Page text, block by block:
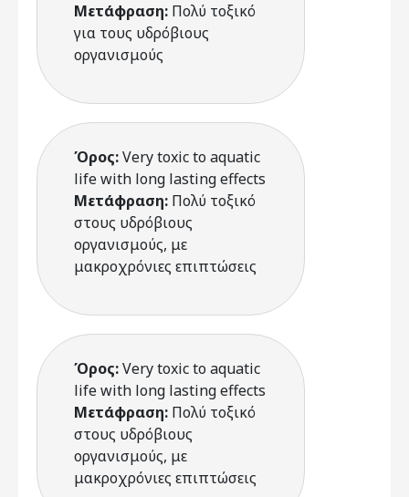
Μετάφραση: Πολύ τοξικό
για τους υδρόβιους
οργανισμούς
Όρος:Very toxic to aquatic
life with long lasting effects
Μετάφραση: Πολύ τοξικό
στους υδρόβιους
οργανισμούς, με
μακροχρόνιες επιπτώσεις
Όρος:Very toxic to aquatic
life with long lasting effects
Μετάφραση: Πολύ τοξικό
στους υδρόβιους
οργανισμούς, με
μακροχρόνιες επιπτώσεις